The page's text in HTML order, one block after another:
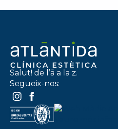
Salut! de l’ā a la z.
Segueix-nos: